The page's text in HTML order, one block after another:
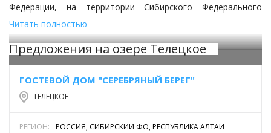
Федерации, на территории Сибирского Федерального
округа. Административно относится к Турочакскому и
Улаганскому районам республики Алтай. Имеет ещё
несколько названий, производных от тюркских наречий:
Алтынкуль, Алтынколь и прочее. Прямой перевод тюркских
этнонимов – «золотое озеро». Общеизвестное русское
название - «Телецкое озеро», связано с проживавшими,
здесь племенами «тёлёсы, телесы». С учётом того, что
принадлежала ещё нескольким различным цивилизациям, в
Читать полностью
Предложения на озере Телецкое
ГОСТЕВОЙ ДОМ "СЕРЕБРЯНЫЙ БЕРЕГ"
ТЕЛЕЦКОЕ
РЕГИОН: РОССИЯ, СИБИРСКИЙ ФО, РЕСПУБЛИКА АЛТАЙ